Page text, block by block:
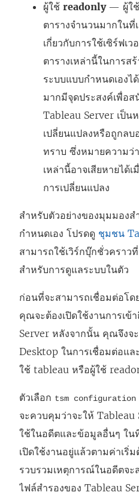
ผู้ใช้ readonly — ผู้ใช้
ตารางจำนวนมากในที่
เกี่ยวกับการใช้เซิร์ฟเ
ตารางเหล่านี้ในการส
ระบบแบบกำหนดเองไ
มากมีจุดประสงค์เพื่อ
Tableau Server เป็น
เปลี่ยนแปลงหรือถูกลบ
ทราบ ซึ่งหมายความว่
เหล่านี้อาจเสียหายได้
การเปลี่ยนแปลง
สำหรับตัวอย่างของมุมมอง
กำหนดเอง โปรดดู ชุมชน
สามารถใช้เวิร์กบุ๊กชั่วครา
สำหรับการดูแลระบบในตัว
ก่อนที่จะสามารถเชื่อมต่อโ
คุณจะต้องเปิดใช้งานการเข้
Server หลังจากนั้น คุณจึงจ
Desktop ในการเชื่อมต่อแ
ใช้ tableau หรือผู้ใช้
ตัวเลือก tsm configuration
จะควบคุมว่าจะให้ Tableau
ใช้ในอดีตและข้อมูลอื่นๆ ใน
เปิดใช้งานอยู่แล้วตามค่าเริ่
รวบรวมเหตุการณ์ในอดีตจ
ไฟล์สำรองของ Tableau